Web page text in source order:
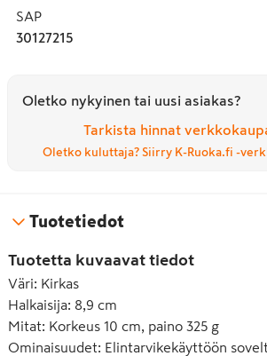
pinottavuudellaan ja lujuudellaan.
SAP
30127215
Oletko nykyinen tai uusi asiakas?
Tarkista hinnat
Oletko kuluttaja? Siirry K-Ruoka.fi -
Tuotetiedot
Tuotetta kuvaavat tiedot
Väri: Kirkas
Halkaisija: 8,9 cm
Mitat: Korkeus 10 cm, paino 325 g
Ominaisuudet: Elintarvikekäyttöön